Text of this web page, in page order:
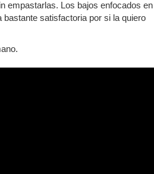
empastarlas. Los bajos enfocados en
satisfactoria por si la quiero